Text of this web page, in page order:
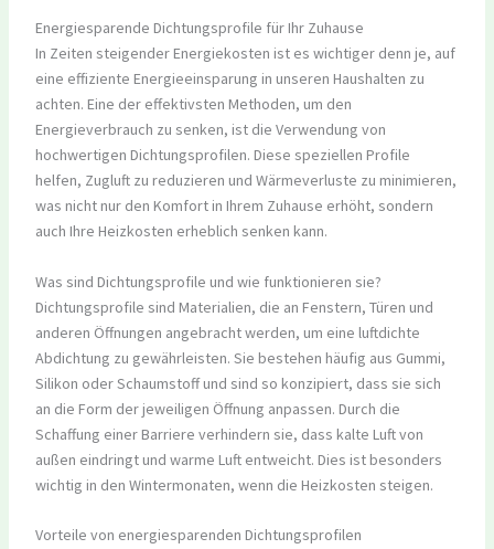
Energiesparende Dichtungsprofile für Ihr Zuhause
In Zeiten steigender Energiekosten ist es wichtiger denn je, auf
eine effiziente Energieeinsparung in unseren Haushalten zu
achten. Eine der effektivsten Methoden, um den
Energieverbrauch zu senken, ist die Verwendung von
hochwertigen Dichtungsprofilen. Diese speziellen Profile
helfen, Zugluft zu reduzieren und Wärmeverluste zu minimieren,
was nicht nur den Komfort in Ihrem Zuhause erhöht, sondern
auch Ihre Heizkosten erheblich senken kann.
Was sind Dichtungsprofile und wie funktionieren sie?
Dichtungsprofile sind Materialien, die an Fenstern, Türen und
anderen Öffnungen angebracht werden, um eine luftdichte
Abdichtung zu gewährleisten. Sie bestehen häufig aus Gummi,
Silikon oder Schaumstoff und sind so konzipiert, dass sie sich
an die Form der jeweiligen Öffnung anpassen. Durch die
Schaffung einer Barriere verhindern sie, dass kalte Luft von
außen eindringt und warme Luft entweicht. Dies ist besonders
wichtig in den Wintermonaten, wenn die Heizkosten steigen.
Vorteile von energiesparenden Dichtungsprofilen